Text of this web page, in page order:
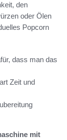
den
oder Ölen
Popcorn
dass man das
Zeit und
mit